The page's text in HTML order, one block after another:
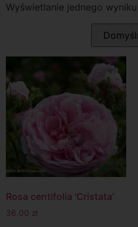
Wyświetlanie jednego wyniku
Rosa centifolia 'Cristata’
36.00 zł